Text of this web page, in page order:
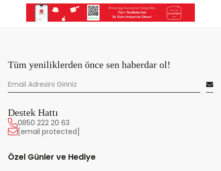
Tüm yeniliklerden önce sen haberdar ol!
Destek Hattı
0850 222 20 63
[email protected]
Özel Günler ve Hediye